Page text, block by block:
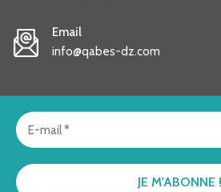
Email
info@qabes-dz.com